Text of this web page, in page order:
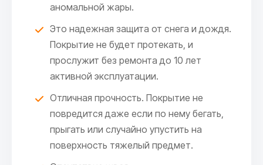
аномальной жары.
Это надежная защита от снега и дождя.
Покрытие не будет протекать, и
прослужит без ремонта до 10 лет
активной эксплуатации.
Отличная прочность. Покрытие не
повредится даже если по нему бегать,
прыгать или случайно упустить на
поверхность тяжелый предмет.